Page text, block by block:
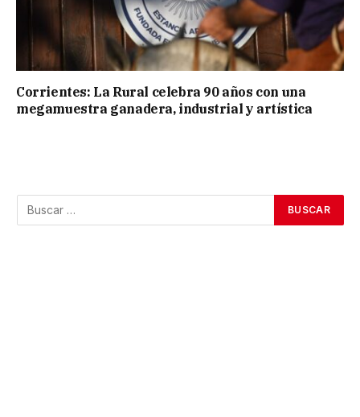
Corrientes: La Rural celebra 90 años con una
megamuestra ganadera, industrial y artística